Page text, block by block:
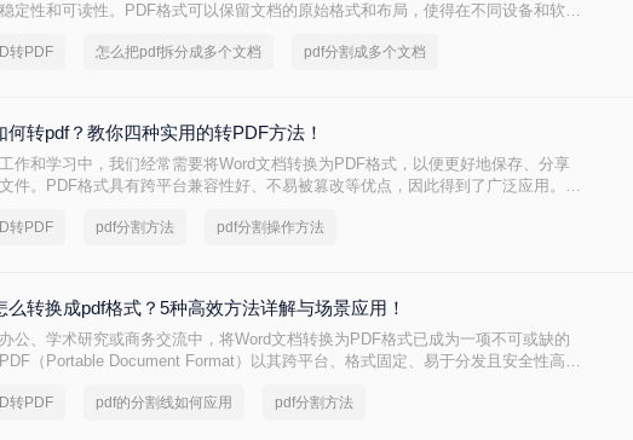
定性和可读性。PDF格式可以保留文档的原始格式和布局，使得在不同设备和软件
的方法，帮助您轻松完成转换。
转PDF 怎么把pdf拆分成多个文档 pdf分割成多个文档
何转pdf？教你四种实用的转PDF方法！
作和学习中，我们经常需要将Word文档转换为PDF格式，以便更好地保存、分享
件。PDF格式具有跨平台兼容性好、不易被篡改等优点，因此得到了广泛应用。那
换。
转PDF pdf分割方法 pdf分割操作方法
么转换成pdf格式？5种高效方法详解与场景应用！
公、学术研究或商务交流中，将Word文档转换为PDF格式已成为一项不可或缺的
（Portable Document Format）以其跨平台、格式固定、易于分发且安全性高的
过程中遇到格式错乱、体积过大或无法编辑等问题。
转PDF pdf的分割线如何应用 pdf分割方法